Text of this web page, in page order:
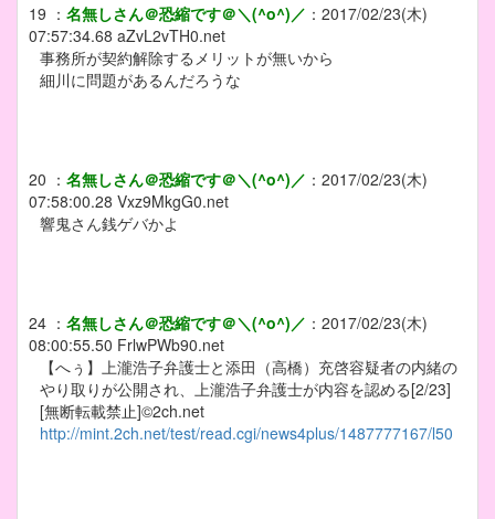
19 ： 名無しさん＠恐縮です＠＼(^o^)／ ： 2017/02/23(木)
07:57:34.68 aZvL2vTH0.net
事務所が契約解除するメリットが無いから
細川に問題があるんだろうな
20 ： 名無しさん＠恐縮です＠＼(^o^)／ ： 2017/02/23(木)
07:58:00.28 Vxz9MkgG0.net
響鬼さん銭ゲバかよ
24 ： 名無しさん＠恐縮です＠＼(^o^)／ ： 2017/02/23(木)
08:00:55.50 FrlwPWb90.net
【へぅ】上瀧浩子弁護士と添田（高橋）充啓容疑者の内緒の
やり取りが公開され、上瀧浩子弁護士が内容を認める[2/23]
[無断転載禁止]©2ch.net
http://mint.2ch.net/test/read.cgi/news4plus/1487777167/l50